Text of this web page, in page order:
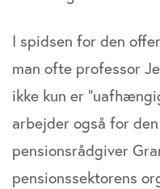
I spidsen for den
man ofte professor
ikke kun er
arbejder også for
pensionsrådgiver
pensionssektorens